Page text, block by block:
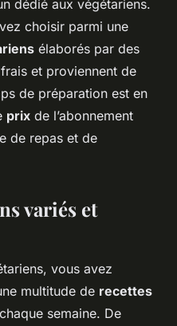
dédié aux végétariens.
choisir parmi une
élaborés par des
et proviennent de
de préparation est en
prix de l’abonnement
de repas et de
variés et
vous avez
multitude de recettes
semaine. De